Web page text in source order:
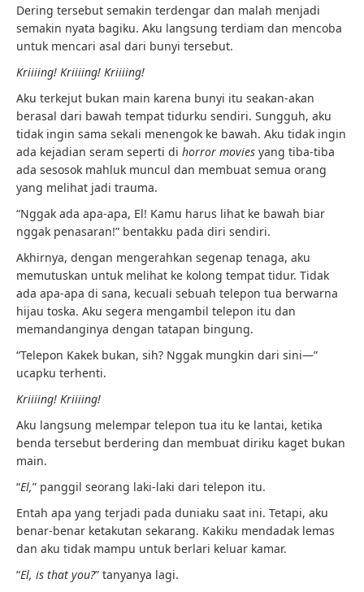
Dering tersebut semakin terdengar dan malah menjadi
semakin nyata bagiku. Aku langsung terdiam dan mencoba
untuk mencari asal dari bunyi tersebut.
Kriiiing! Kriiiing! Kriiiing!
Aku terkejut bukan main karena bunyi itu seakan-akan
berasal dari bawah tempat tidurku sendiri. Sungguh, aku
tidak ingin sama sekali menengok ke bawah. Aku tidak ingin
ada kejadian seram seperti di horror movies yang tiba-tiba
ada sesosok mahluk muncul dan membuat semua orang
yang melihat jadi trauma.
“Nggak ada apa-apa, El! Kamu harus lihat ke bawah biar
nggak penasaran!” bentakku pada diri sendiri.
Akhirnya, dengan mengerahkan segenap tenaga, aku
memutuskan untuk melihat ke kolong tempat tidur. Tidak
ada apa-apa di sana, kecuali sebuah telepon tua berwarna
hijau toska. Aku segera mengambil telepon itu dan
memandanginya dengan tatapan bingung.
“Telepon Kakek bukan, sih? Nggak mungkin dari sini—”
ucapku terhenti.
Kriiiing! Kriiiing!
Aku langsung melempar telepon tua itu ke lantai, ketika
benda tersebut berdering dan membuat diriku kaget bukan
main.
“El,” panggil seorang laki-laki dari telepon itu.
Entah apa yang terjadi pada duniaku saat ini. Tetapi, aku
benar-benar ketakutan sekarang. Kakiku mendadak lemas
dan aku tidak mampu untuk berlari keluar kamar.
“El, is that you?” tanyanya lagi.